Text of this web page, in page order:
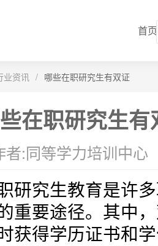
首页
业资讯 / 哪些在职研究生有双证
在职研究生有
者:同等学力培训中心
研究生教育是许
重要途径。其中
获得学历证书和